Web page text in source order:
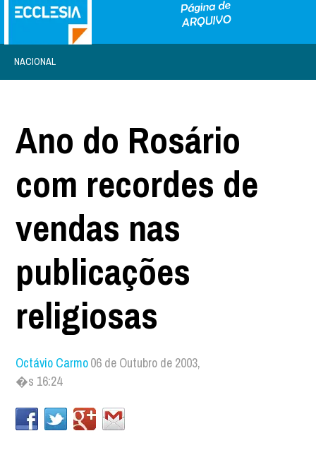
NACIONAL
Ano do Rosário
com recordes de
vendas nas
publicações
religiosas
Octávio Carmo06 de Outubro de 2003,
�s 16:24